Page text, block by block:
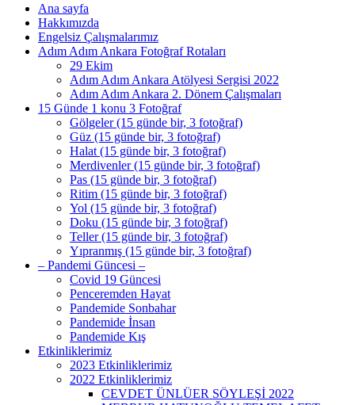
Ana sayfa
Hakkımızda
Engelsiz Çalışmalarımız
Adım Adım Ankara Fotoğraf Rotaları
29 Ekim
Adım Adım Ankara Atölyesi Sergisi 2022
Adım Adım Ankara 2. Dönem Çalışmaları
15 Günde 1 konu 3 Fotoğraf
Gölgeler (15 günde bir, 3 fotoğraf)
Güz (15 günde bir, 3 fotoğraf)
Halat (15 günde bir, 3 fotoğraf)
Merdivenler (15 günde bir, 3 fotoğraf)
Pas (15 günde bir, 3 fotoğraf)
Ritim (15 günde bir, 3 fotoğraf)
Yol (15 günde bir, 3 fotoğraf)
Doku (15 günde bir, 3 fotoğraf)
Teller (15 günde bir, 3 fotoğraf)
Yıpranmış (15 günde bir, 3 fotoğraf)
– Pandemi Güncesi –
Covid 19 Güncesi
Penceremden Hayat
Pandemide Sonbahar
Pandemide İnsan
Pandemide Kış
Etkinliklerimiz
2023 Etkinliklerimiz
2022 Etkinliklerimiz
CEVDET ÜNLÜER SÖYLEŞİ 2022